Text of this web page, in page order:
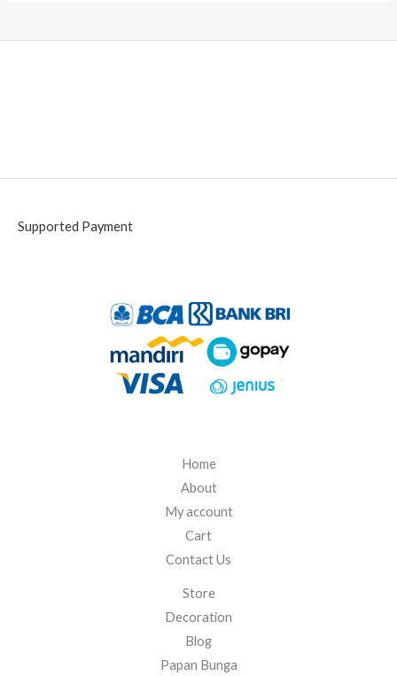
Supported Payment
Home
About
My account
Cart
Contact Us
Store
Decoration
Blog
Papan Bunga